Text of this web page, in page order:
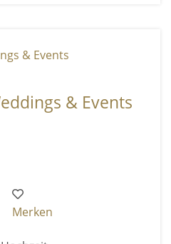
& Events
Merken